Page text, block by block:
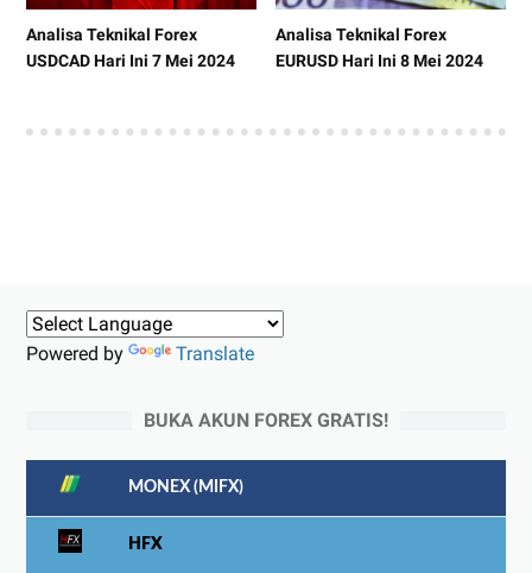
Analisa Teknikal Forex
USDCAD Hari Ini 7 Mei 2024
Analisa Teknikal Forex
EURUSD Hari Ini 8 Mei 2024
Powered by Translate
BUKA AKUN FOREX GRATIS!
MONEX (MIFX)
HFX